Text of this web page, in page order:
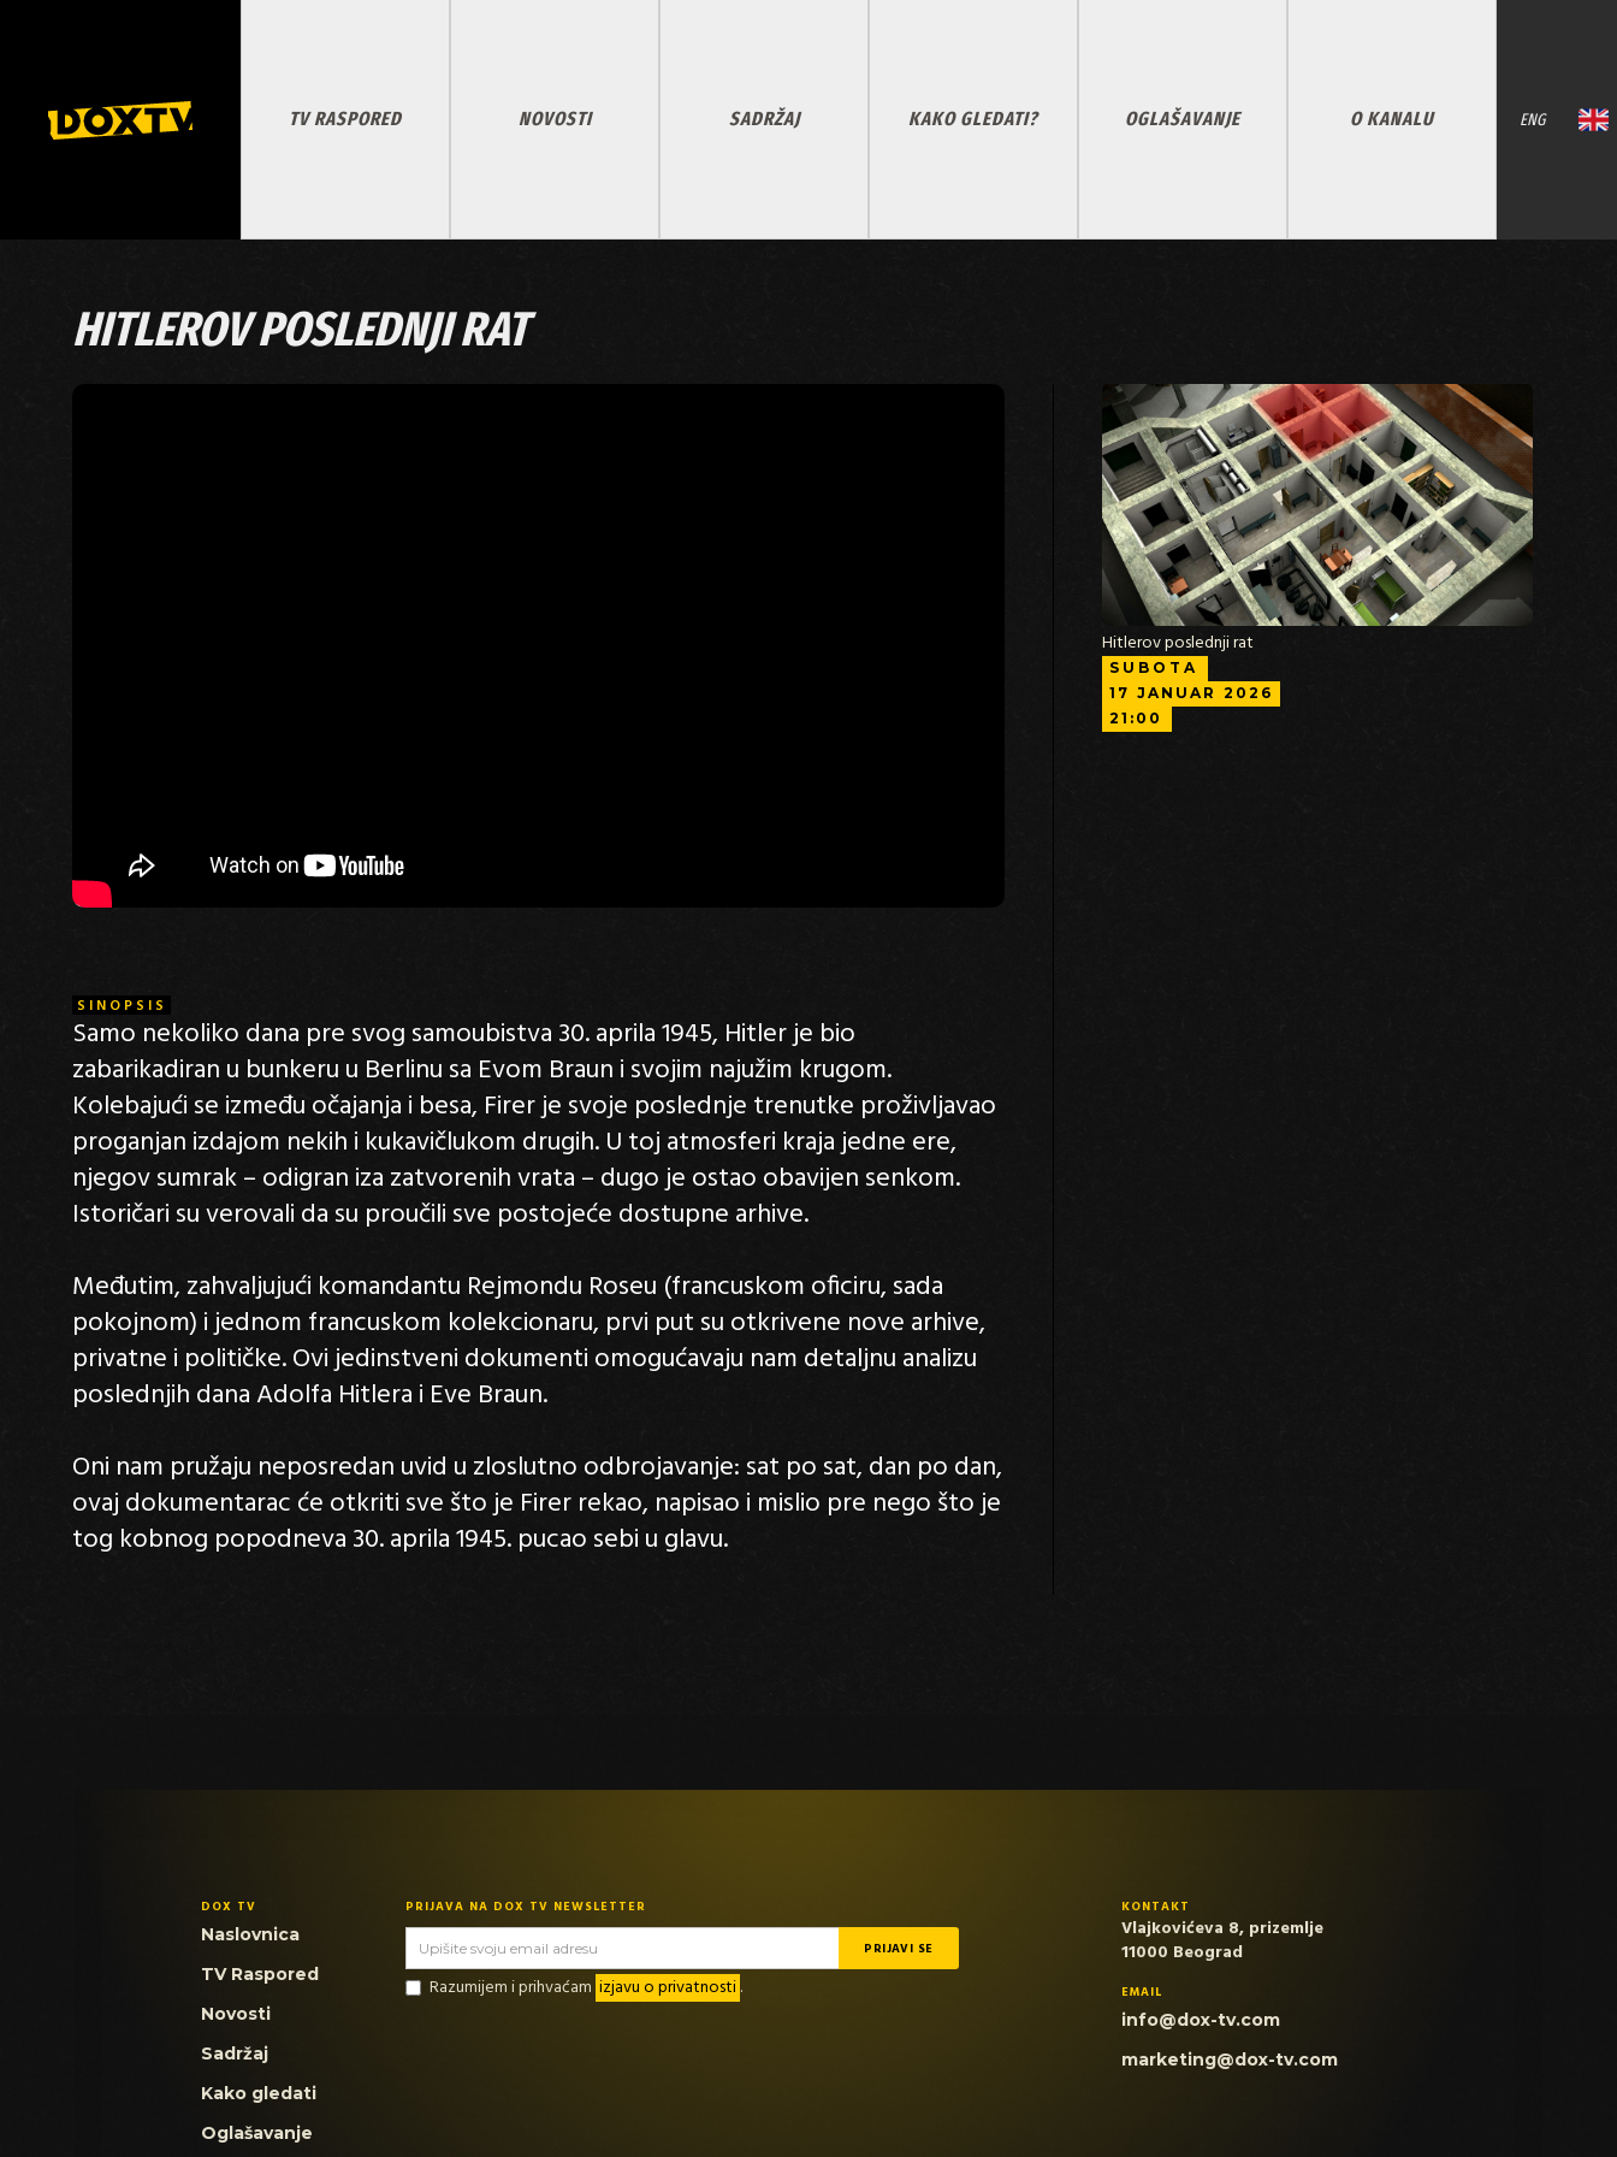
TV RASPORED NOVOSTI SADRŽAJ KAKO GLEDATI? OGLAŠAVANJE O KANALU ENG
HITLEROV POSLEDNJI RAT
SINOPSIS
Samo nekoliko dana pre svog samoubistva 30. aprila 1945, Hitler je bio
zabarikadiran u bunkeru u Berlinu sa Evom Braun i svojim najužim krugom.
Kolebajući se između očajanja i besa, Firer je svoje poslednje trenutke proživljavao
proganjan izdajom nekih i kukavičlukom drugih. U toj atmosferi kraja jedne ere,
njegov sumrak – odigran iza zatvorenih vrata – dugo je ostao obavijen senkom.
Istoričari su verovali da su proučili sve postojeće dostupne arhive.
Međutim, zahvaljujući komandantu Rejmondu Roseu (francuskom oficiru, sada
pokojnom) i jednom francuskom kolekcionaru, prvi put su otkrivene nove arhive,
privatne i političke. Ovi jedinstveni dokumenti omogućavaju nam detaljnu analizu
poslednjih dana Adolfa Hitlera i Eve Braun.
Oni nam pružaju neposredan uvid u zloslutno odbrojavanje: sat po sat, dan po dan,
ovaj dokumentarac će otkriti sve što je Firer rekao, napisao i mislio pre nego što je
tog kobnog popodneva 30. aprila 1945. pucao sebi u glavu.
Hitlerov poslednji rat
SUBOTA
17 JANUAR 2026
21:00
DOX TV
Naslovnica
TV Raspored
Novosti
Sadržaj
Kako gledati
Oglašavanje
PRIJAVA NA DOX TV NEWSLETTER
Razumijem i prihvaćam izjavu o privatnosti.
KONTAKT
Vlajkovićeva 8, prizemlje
11000 Beograd
EMAIL
info@dox-tv.com
marketing@dox-tv.com